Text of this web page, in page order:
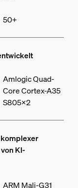
50+
Amlogic Quad-
Core Cortex-A35
S805X2
KI-
ARM Mali-G31